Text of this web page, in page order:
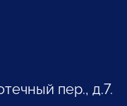
пер., д.7.